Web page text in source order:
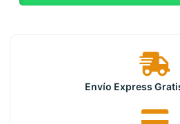
Envío Express